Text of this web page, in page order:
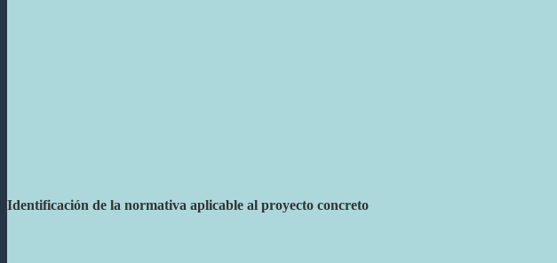
Identificación de la normativa aplicable al proyecto concreto